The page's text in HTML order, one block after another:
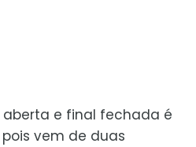
aberta e final fechada é
vem de duas